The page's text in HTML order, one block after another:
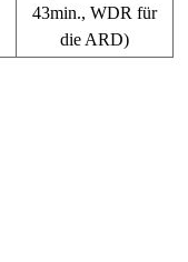
43min., WDR für
die ARD)